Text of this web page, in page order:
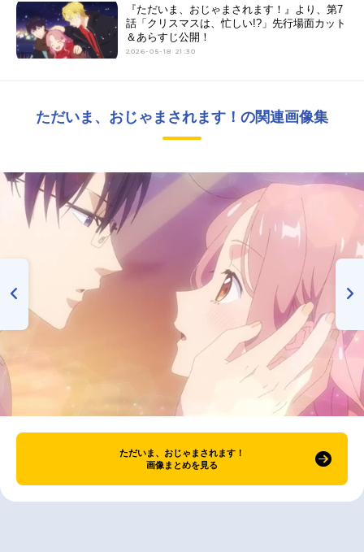
『ただいま、おじゃまされます！』より、第7
話「クリスマスは、忙しい!?」先行場面カット
＆あらすじ公開！
2026-05-18 21:30
ただいま、おじゃまされます！の関連画像集
ただいま、おじゃまされます！
画像まとめを見る